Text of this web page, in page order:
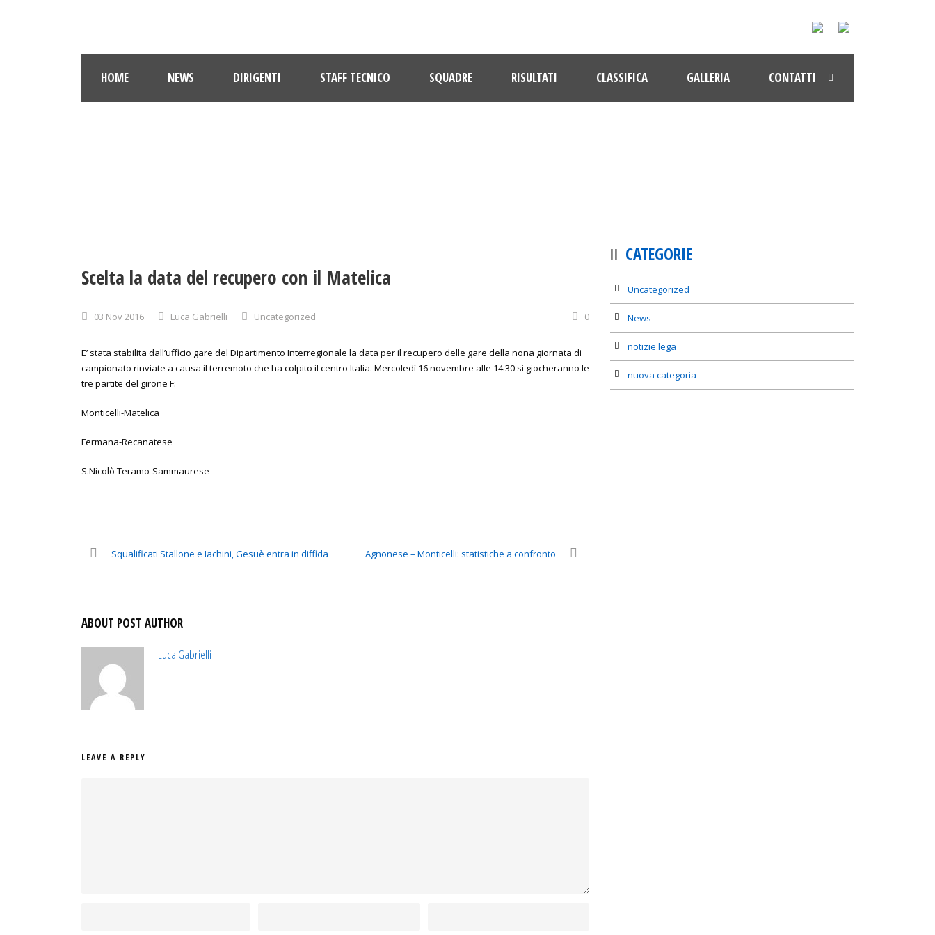
HOME NEWS DIRIGENTI STAFF TECNICO SQUADRE RISULTATI CLASSIFICA GALLERIA CONTATTI
Scelta la data del recupero con il Matelica
03 Nov 2016 Luca Gabrielli Uncategorized 0
E’ stata stabilita dall’ufficio gare del Dipartimento Interregionale la data per il recupero delle gare della nona giornata di
campionato rinviate a causa il terremoto che ha colpito il centro Italia. Mercoledì 16 novembre alle 14.30 si giocheranno le
tre partite del girone F:
Monticelli-Matelica
Fermana-Recanatese
S.Nicolò Teramo-Sammaurese
Squalificati Stallone e Iachini, Gesuè entra in diffida Agnonese – Monticelli: statistiche a confronto
ABOUT POST AUTHOR
Luca Gabrielli
LEAVE A REPLY
CATEGORIE
Uncategorized
News
notizie lega
nuova categoria